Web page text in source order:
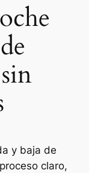
y baja de
claro,